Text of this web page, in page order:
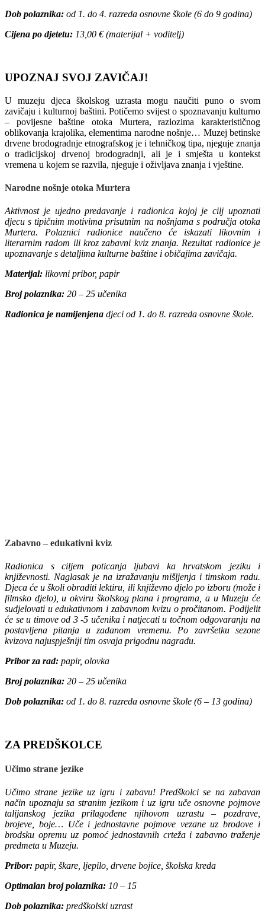
Dob polaznika: od 1. do 4. razreda osnovne škole (6 do 9 godina)
Cijena po djetetu: 13,00 € (materijal + voditelj)
UPOZNAJ SVOJ ZAVIČAJ!
U muzeju djeca školskog uzrasta mogu naučiti puno o svom
zavičaju i kulturnoj baštini. Potičemo svijest o spoznavanju kulturno
– povijesne baštine otoka Murtera, razlozima karakterističnog
oblikovanja krajolika, elementima narodne nošnje… Muzej betinske
drvene brodogradnje etnografskog je i tehničkog tipa, njeguje znanja
o tradicijskoj drvenoj brodogradnji, ali je i smješta u kontekst
vremena u kojem se razvila, njeguje i oživljava znanja i vještine.
Narodne nošnje otoka Murtera
Aktivnost je ujedno predavanje i radionica kojoj je cilj upoznati
djecu s tipičnim motivima prisutnim na nošnjama s područja otoka
Murtera. Polaznici radionice naučeno će iskazati likovnim i
literarnim radom ili kroz zabavni kviz znanja. Rezultat radionice je
upoznavanje s detaljima kulturne baštine i običajima zavičaja.
Materijal: likovni pribor, papir
Broj polaznika: 20 – 25 učenika
Radionica je namijenjena djeci od 1. do 8. razreda osnovne škole.
Zabavno – edukativni kviz
Radionica s ciljem poticanja ljubavi ka hrvatskom jeziku i
književnosti. Naglasak je na izražavanju mišljenja i timskom radu.
Djeca će u školi obraditi lektiru, ili književno djelo po izboru (može i
filmsko djelo), u okviru školskog plana i programa, a u Muzeju će
sudjelovati u edukativnom i zabavnom kvizu o pročitanom. Podijelit
će se u timove od 3 -5 učenika i natjecati u točnom odgovaranju na
postavljena pitanja u zadanom vremenu. Po završetku sezone
kvizova najuspješniji tim osvaja prigodnu nagradu.
Pribor za rad: papir, olovka
Broj polaznika: 20 – 25 učenika
Dob polaznika: od 1. do 8. razreda osnovne škole (6 – 13 godina)
ZA PREDŠKOLCE
Učimo strane jezike
Učimo strane jezike uz igru i zabavu! Predškolci se na zabavan
način upoznaju sa stranim jezikom i uz igru uče osnovne pojmove
talijanskog jezika prilagođene njihovom uzrastu – pozdrave,
brojeve, boje… Uče i jednostavne pojmove vezane uz brodove i
brodsku opremu uz pomoć jednostavnih crteža i zabavno traženje
predmeta u Muzeju.
Pribor: papir, škare, ljepilo, drvene bojice, školska kreda
Optimalan broj polaznika: 10 – 15
Dob polaznika: predškolski uzrast